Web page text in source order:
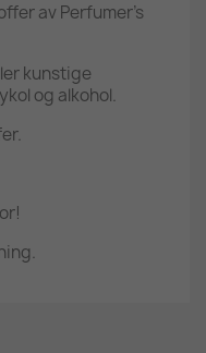
av Perfumer's
kunstige
og alkohol.